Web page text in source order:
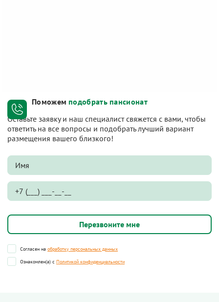
Поможем подобрать пансионат
Оставьте заявку и наш специалист свяжется с вами, чтобы
ответить на все вопросы и подобрать лучший вариант
размещения вашего близкого!
Согласен на обработку персональных данных
Ознакомлен(а) с Политикой конфиденциальности